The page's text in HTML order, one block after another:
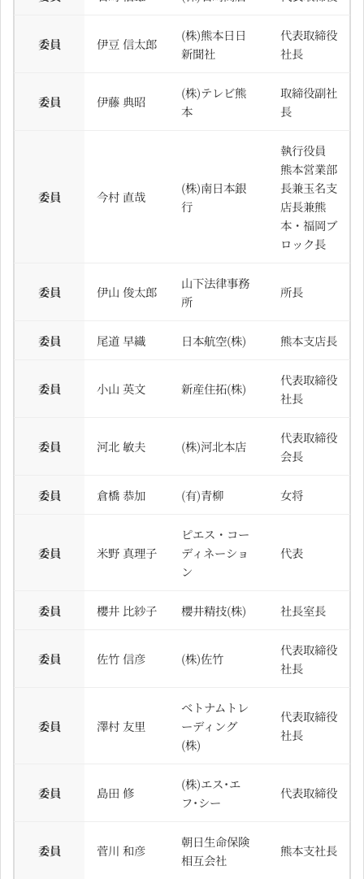
委員 伊豆 信太郎
(株)熊本日日
新聞社
代表取締役
社長
委員 伊藤 典昭
(株)テレビ熊
本
取締役副社
長
委員 今村 直哉
(株)南日本銀
行
執行役員
熊本営業部
長兼玉名支
店長兼熊
本・福岡ブ
ロック長
委員 伊山 俊太郎
山下法律事務
所
所長
委員 尾道 早織 日本航空(株) 熊本支店長
委員 小山 英文 新産住拓(株)
代表取締役
社長
委員 河北 敏夫 (株)河北本店
代表取締役
会長
委員 倉橋 恭加 (有)青柳 女将
委員 米野 真理子
ピエス・コー
ディネーショ
ン
代表
委員 櫻井 比紗子 櫻井精技(株) 社長室長
委員 佐竹 信彦 (株)佐竹
代表取締役
社長
委員 澤村 友里
ベトナムトレ
ーディング
(株)
代表取締役
社長
委員 島田 修
(株)エス･エ
フ･シー
代表取締役
委員 菅川 和彦
朝日生命保険
相互会社
熊本支社長